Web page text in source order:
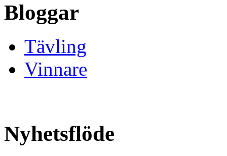
Bloggar
Tävling
Vinnare
Nyhetsflöde